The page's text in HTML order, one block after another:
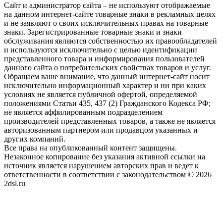
Сайт и администратор сайта – не используют отображаемые
на данном интернет-сайте товарные знаки в рекламных целях
и не заявляют о своих исключительных правах на товарные
знаки. Зарегистрированные товарные знаки и знаки
обслуживания являются собственностью их правообладателей
и используются исключительно с целью идентификации
представленного товара и информирования пользователей
данного сайта о потребительских свойствах товаров и услуг.
Обращаем ваше внимание, что данный интернет-сайт носит
исключительно информационный характер и ни при каких
условиях не является публичной офертой, определяемой
положениями Статьи 435, 437 (2) Гражданского Кодекса РФ;
не является аффилированным подразделением
производителей представленных товаров, а также не является
авторизованным партнером или продавцом указанных и
других компаний.
Все права на опубликованный контент защищены.
Незаконное копирование без указания активной ссылки на
источник является нарушением авторских прав и ведет к
ответственности в соответствии с законодательством © 2026
2dsl.ru